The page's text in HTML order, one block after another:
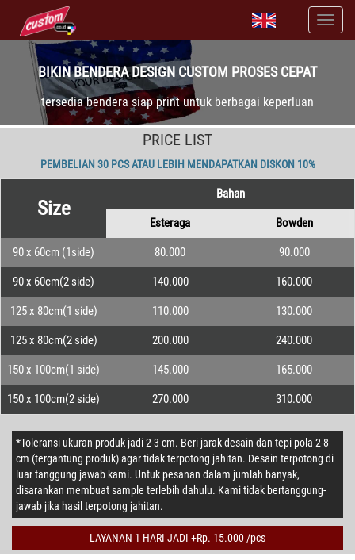
BIKIN BENDERA DESIGN CUSTOM PROSES CEPAT
tersedia bendera siap print untuk berbagai keperluan
PRICE LIST
PEMBELIAN 30 PCS ATAU LEBIH MENDAPATKAN DISKON 10%
Size
Bahan
Esteraga Bowden
90 x 60cm (1side) 80.000 90.000
90 x 60cm(2 side) 140.000 160.000
125 x 80cm(1 side) 110.000 130.000
125 x 80cm(2 side) 200.000 240.000
150 x 100cm(1 side) 145.000 165.000
150 x 100cm(2 side) 270.000 310.000
*Toleransi ukuran produk jadi 2-3 cm. Beri jarak desain dan tepi pola 2-8
cm (tergantung produk) agar tidak terpotong jahitan. Desain terpotong di
luar tanggung jawab kami. Untuk pesanan dalam jumlah banyak,
disarankan membuat sample terlebih dahulu. Kami tidak bertanggung-
jawab jika hasil terpotong jahitan.
LAYANAN 1 HARI JADI +Rp. 15.000 /pcs